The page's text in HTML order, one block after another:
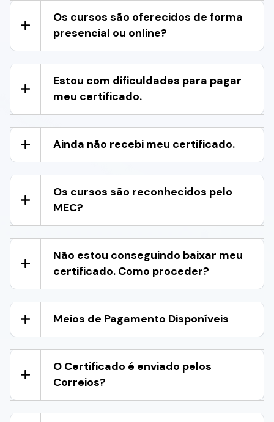
Os cursos são oferecidos de forma
presencial ou online?
Estou com dificuldades para pagar
meu certificado.
Ainda não recebi meu certificado.
Os cursos são reconhecidos pelo
MEC?
Não estou conseguindo baixar meu
certificado. Como proceder?
Meios de Pagamento Disponíveis
O Certificado é enviado pelos
Correios?